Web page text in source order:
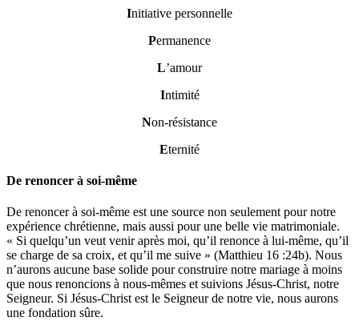
Initiative personnelle
Permanence
L’amour
Intimité
Non-résistance
Eternité
De renoncer à soi-même
De renoncer à soi-même est une source non seulement pour notre
expérience chrétienne, mais aussi pour une belle vie matrimoniale.
« Si quelqu’un veut venir après moi, qu’il renonce à lui-même, qu’il
se charge de sa croix, et qu’il me suive » (Matthieu 16 :24b). Nous
n’aurons aucune base solide pour construire notre mariage à moins
que nous renoncions à nous-mêmes et suivions Jésus-Christ, notre
Seigneur. Si Jésus-Christ est le Seigneur de notre vie, nous aurons
une fondation sûre.